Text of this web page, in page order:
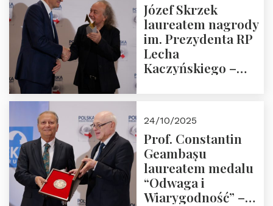
Józef Skrzek
laureatem nagrody
im. Prezydenta RP
Lecha
Kaczyńskiego –
24/10/2025
Prof. Constantin
Geambașu
laureatem medalu
“Odwaga i
Wiarygodność” –